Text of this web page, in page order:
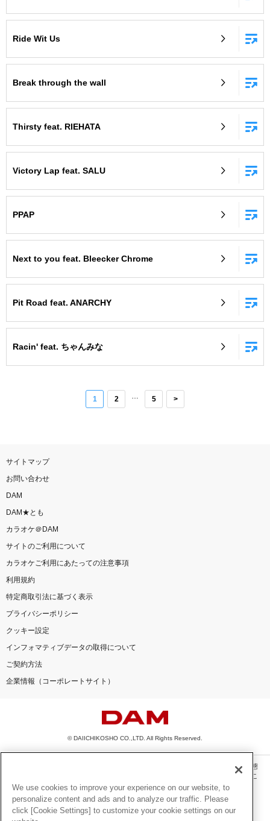
Ride Wit Us
Break through the wall
Thirsty feat. RIEHATA
Victory Lap feat. SALU
PPAP
Next to you feat. Bleecker Chrome
Pit Road feat. ANARCHY
Racin' feat. ちゃんみな
1 2 5 >
サイトマップ
お問い合わせ
DAM
DAM★とも
カラオケ＠DAM
サイトのご利用について
カラオケご利用にあたっての注意事項
利用規約
特定商取引法に基づく表示
プライバシーポリシー
クッキー設定
インフォマティブデータの取得について
ご契約方法
企業情報（コーポレートサイト）
© DAIICHIKOSHO CO.,LTD. All Rights Reserved.
このサイトに掲載されている一切の文章・画像・写真・動画・音声等を、手段や形態
を問わず、著作権法の定める範囲を超えて無断で複製、転載、ファイル化などするこ
とを禁じます。
楽曲及びコンテンツは、機種によりご利用いただけない場合があります。
楽曲及びコンテンツの配信日、配信内容が変更になる場合があります。
We use cookies to improve your experience on our website, to
personalize content and ads and to analyze our traffic. Please
click [Cookie Settings] to customize your cookie settings on our